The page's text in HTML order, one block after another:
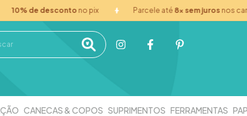
descontono pix Parcele até8x sem juros nos cartões
CANECAS & COPOS SUPRIMENTOS FERRAMENTAS